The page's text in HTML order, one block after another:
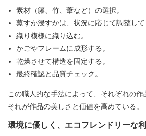
素材（籐、竹、葦など）の選択。
蒸すか浸すかは、状況に応じて調整して
織り模様に織り込む。
かごやフレームに成形する。
乾燥させて構造を固定する。
最終確認と品質チェック。
この職人的な手法によって、それぞれの作
それが作品の美しさと価値を高めている。
環境に優しく、エコフレンドリーな利